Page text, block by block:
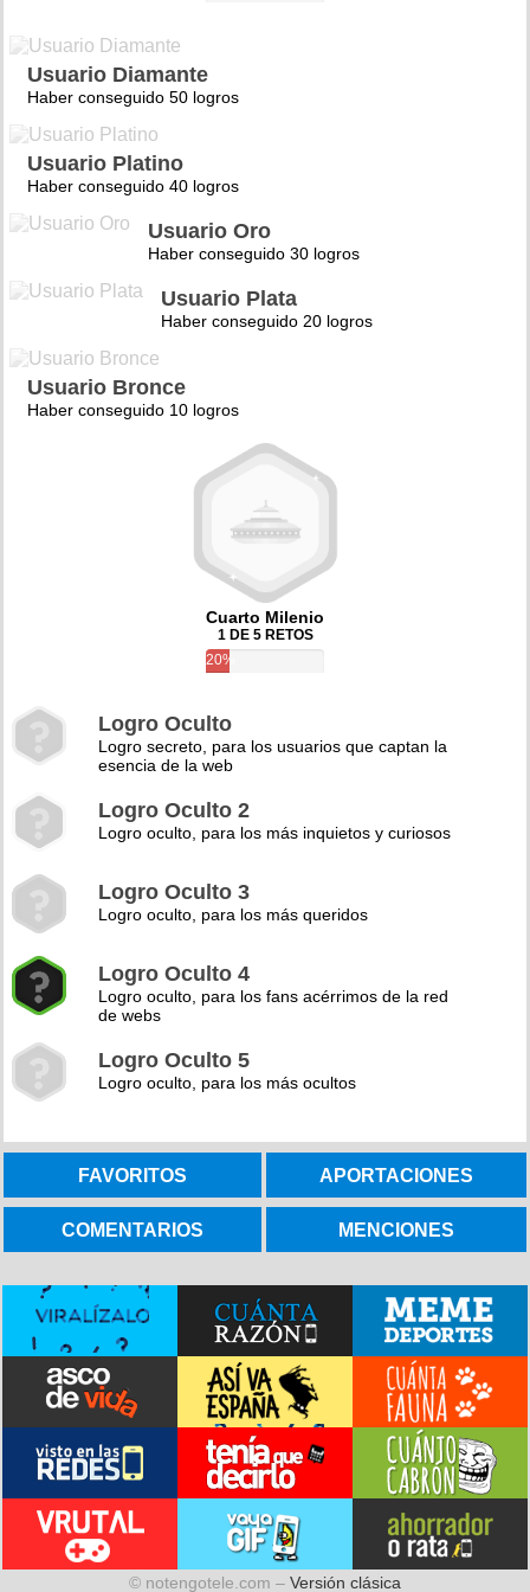
Usuario Diamante
Haber conseguido 50 logros
Usuario Platino
Haber conseguido 40 logros
Usuario Oro
Haber conseguido 30 logros
Usuario Plata
Haber conseguido 20 logros
Usuario Bronce
Haber conseguido 10 logros
Cuarto Milenio
1 DE 5 RETOS
20%
Logro Oculto
Logro secreto, para los usuarios que captan la
esencia de la web
Logro Oculto 2
Logro oculto, para los más inquietos y curiosos
Logro Oculto 3
Logro oculto, para los más queridos
Logro Oculto 4
Logro oculto, para los fans acérrimos de la red
de webs
Logro Oculto 5
Logro oculto, para los más ocultos
FAVORITOS APORTACIONES
COMENTARIOS MENCIONES
© notengotele.com – Versión clásica